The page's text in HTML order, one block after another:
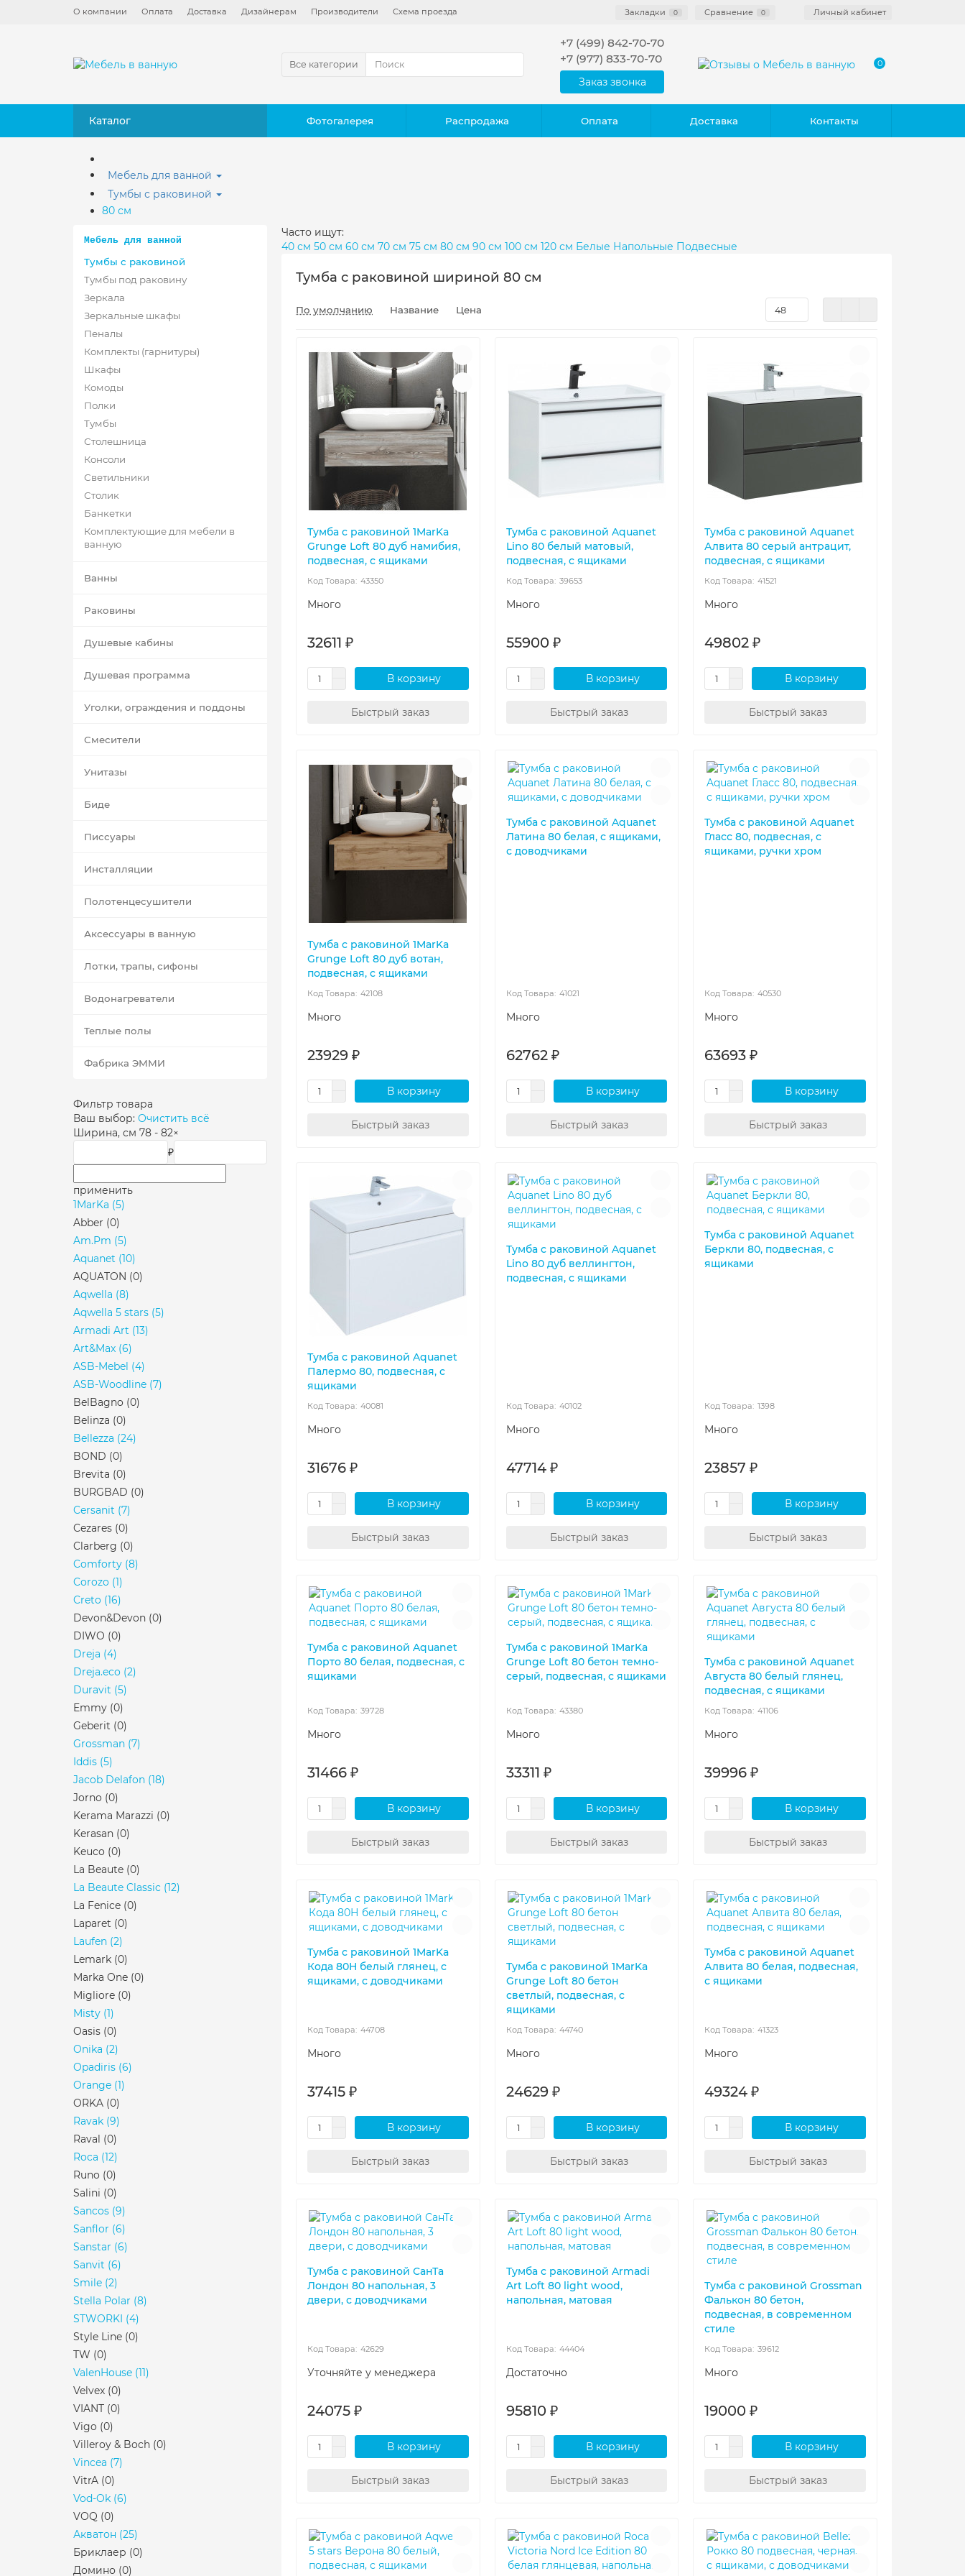
О компании Оплата Доставка Дизайнерам Производители Схема проезда Закладки 0 Сравнение 0 Личный кабинет
Все категории
+7 (499) 842-70-70
+7 (977) 833-70-70
Заказ звонка
0
Каталог Фотогалерея Распродажа Оплата Доставка Контакты
Мебель для ванной
Тумбы с раковиной
80 см
Мебель для ванной
Тумбы с раковиной
Тумбы под раковину
Зеркала
Зеркальные шкафы
Пеналы
Комплекты (гарнитуры)
Шкафы
Комоды
Полки
Тумбы
Столешница
Консоли
Светильники
Столик
Банкетки
Комплектующие для мебели в
ванную
Ванны
Раковины
Душевые кабины
Душевая программа
Уголки, ограждения и поддоны
Смесители
Унитазы
Биде
Писсуары
Инсталляции
Полотенцесушители
Аксессуары в ванную
Лотки, трапы, сифоны
Водонагреватели
Теплые полы
Фабрика ЭММИ
Фильтр товара
Ваш выбор: Очистить всё
Ширина, см 78 - 82×
₽
применить
1MarKa (5)
Abber (0)
Am.Pm (5)
Aquanet (10)
AQUATON (0)
Aqwella (8)
Aqwella 5 stars (5)
Armadi Art (13)
Art&Max (6)
ASB-Mebel (4)
ASB-Woodline (7)
BelBagno (0)
Belinza (0)
Bellezza (24)
BOND (0)
Brevita (0)
BURGBAD (0)
Cersanit (7)
Cezares (0)
Clarberg (0)
Comforty (8)
Corozo (1)
Creto (16)
Devon&Devon (0)
DIWO (0)
Dreja (4)
Dreja.eco (2)
Duravit (5)
Emmy (0)
Geberit (0)
Grossman (7)
Iddis (5)
Jacob Delafon (18)
Jorno (0)
Kerama Marazzi (0)
Kerasan (0)
Keuco (0)
La Beaute (0)
La Beaute Classic (12)
La Fenice (0)
Laparet (0)
Laufen (2)
Lemark (0)
Marka One (0)
Migliore (0)
Misty (1)
Oasis (0)
Onika (2)
Opadiris (6)
Orange (1)
ORKA (0)
Ravak (9)
Raval (0)
Roca (12)
Runo (0)
Salini (0)
Sancos (9)
Sanflor (6)
Sanstar (6)
Sanvit (6)
Smile (2)
Stella Polar (8)
STWORKI (4)
Style Line (0)
TW (0)
ValenHouse (11)
Velvex (0)
VIANT (0)
Vigo (0)
Villeroy & Boch (0)
Vincea (7)
VitrA (0)
Vod-Ok (6)
VOQ (0)
Акватон (25)
Бриклаер (0)
Домино (0)
Часто ищут:
40 см 50 см 60 см 70 см 75 см 80 см 90 см 100 см 120 см Белые Напольные Подвесные
Тумба с раковиной шириной 80 см
По умолчанию Название Цена
Тумба с раковиной 1MarKa
Grunge Loft 80 дуб намибия,
подвесная, с ящиками
43350
Много
32611 ₽
В корзину
Быстрый заказ
Тумба с раковиной Aquanet
Lino 80 белый матовый,
подвесная, с ящиками
39653
Много
55900 ₽
В корзину
Быстрый заказ
Тумба с раковиной Aquanet
Алвита 80 серый антрацит,
подвесная, с ящиками
41521
Много
49802 ₽
В корзину
Быстрый заказ
Тумба с раковиной 1MarKa
Grunge Loft 80 дуб вотан,
подвесная, с ящиками
42108
Много
23929 ₽
В корзину
Быстрый заказ
Тумба с раковиной Aquanet
Латина 80 белая, с ящиками,
с доводчиками
41021
Много
62762 ₽
В корзину
Быстрый заказ
Тумба с раковиной Aquanet
Гласс 80, подвесная, с
ящиками, ручки хром
40530
Много
63693 ₽
В корзину
Быстрый заказ
Тумба с раковиной Aquanet
Палермо 80, подвесная, с
ящиками
40081
Много
31676 ₽
В корзину
Быстрый заказ
Тумба с раковиной Aquanet
Lino 80 дуб веллингтон,
подвесная, с ящиками
40102
Много
47714 ₽
В корзину
Быстрый заказ
Тумба с раковиной Aquanet
Беркли 80, подвесная, с
ящиками
1398
Много
23857 ₽
В корзину
Быстрый заказ
Тумба с раковиной Aquanet
Порто 80 белая, подвесная, с
ящиками
39728
Много
31466 ₽
В корзину
Быстрый заказ
Тумба с раковиной 1MarKa
Grunge Loft 80 бетон темно-
серый, подвесная, с ящиками
43380
Много
33311 ₽
В корзину
Быстрый заказ
Тумба с раковиной Aquanet
Августа 80 белый глянец,
подвесная, с ящиками
41106
Много
39996 ₽
В корзину
Быстрый заказ
Тумба с раковиной 1MarKa
Кода 80Н белый глянец, с
ящиками, с доводчиками
44708
Много
37415 ₽
В корзину
Быстрый заказ
Тумба с раковиной 1MarKa
Grunge Loft 80 бетон
светлый, подвесная, с
ящиками
44740
Много
24629 ₽
В корзину
Быстрый заказ
Тумба с раковиной Aquanet
Алвита 80 белая, подвесная,
с ящиками
41323
Много
49324 ₽
В корзину
Быстрый заказ
Тумба с раковиной СанТа
Лондон 80 напольная, 3
двери, с доводчиками
42629
Уточняйте у менеджера
24075 ₽
В корзину
Быстрый заказ
Тумба с раковиной Armadi
Art Loft 80 light wood,
напольная, матовая
44404
Достаточно
95810 ₽
В корзину
Быстрый заказ
Тумба с раковиной Grossman
Фалькон 80 бетон,
подвесная, в современном
стиле
39612
Много
19000 ₽
В корзину
Быстрый заказ